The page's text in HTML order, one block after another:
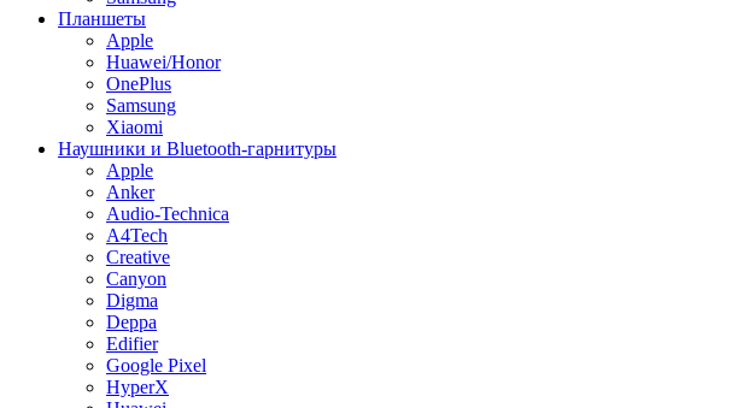
Планшеты
Apple
Huawei/Honor
OnePlus
Samsung
Xiaomi
Наушники и Bluetooth-гарнитуры
Apple
Anker
Audio-Technica
A4Tech
Creative
Canyon
Digma
Deppa
Edifier
Google Pixel
HyperX